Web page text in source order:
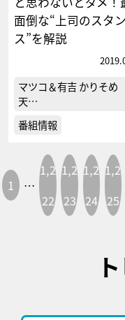
面倒な“上司のスタン
ス”を解説
マツコ＆有吉 かりそめ
天…
番組情報
1 …
1,2
22
1,2
23
1,2
24
1,2
25